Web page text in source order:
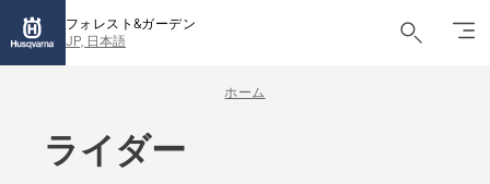
フォレスト&ガーデン
JP, 日本語
ホーム
ライダー